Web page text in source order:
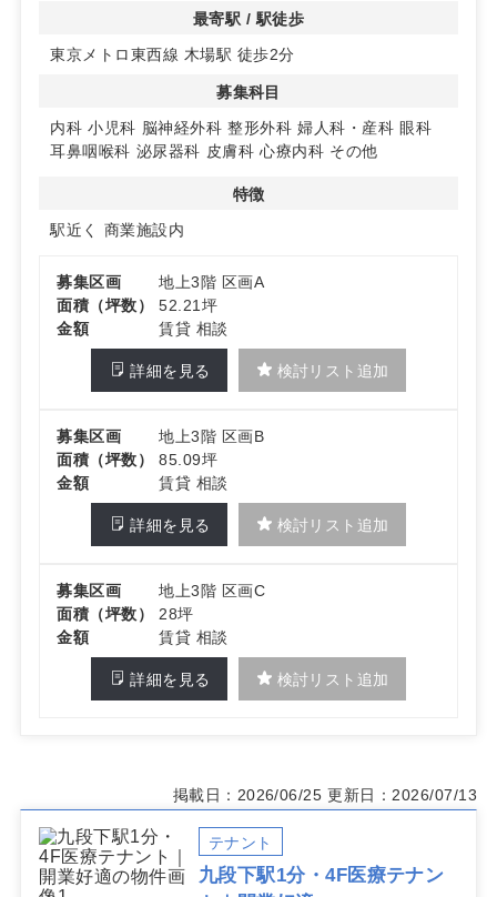
3階の区画A・B・Cで募集。エレベーター完備、駐車場有
ます。募集科目は内科、小児科、脳神経外科、整形外科、
療内科、その他に対応。面積や詳細条件は各区画の情報を
ご参照ください。
2003年1月竣工、SRC造+S造の制震構造で、医療テナン
1丁目5番25号。保証金は2ヶ月で、テナント運営の初期計
詳細はお問い合わせください
最寄駅 / 駅徒歩
東京メトロ東西線 木場駅 徒歩2分
募集科目
内科 小児科 脳神経外科 整形外科 婦人科・産科 眼科
耳鼻咽喉科 泌尿器科 皮膚科 心療内科 その他
特徴
駅近く
商業施設内
募集区画
地上3階 区画A
面積（坪数）
52.21坪
金額
賃貸 相談
詳細を見る 検討リスト追加
募集区画
地上3階 区画B
面積（坪数）
85.09坪
金額
賃貸 相談
詳細を見る 検討リスト追加
募集区画
地上3階 区画C
面積（坪数）
28坪
金額
賃貸 相談
詳細を見る 検討リスト追加
掲載日：2026/06/25 更新日：2026/07/13
テナント
九段下駅1分・4F医療テナン